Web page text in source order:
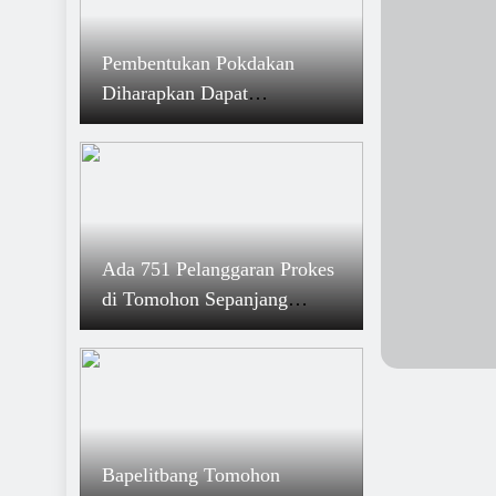
Tomohon Zona Hijau (Kualitas Tinggi)
Penyelenggaraan Pelayanan Publik
6 Desember 2024
Gratis Retribusi, PD Pasar Wacanakan Lapak
Pembentukan Pokdakan
Diharapkan Dapat
Meningkatkan Perekonomian
Ada 751 Pelanggaran Prokes
di Tomohon Sepanjang
Januari Hingga September
Bapelitbang Tomohon